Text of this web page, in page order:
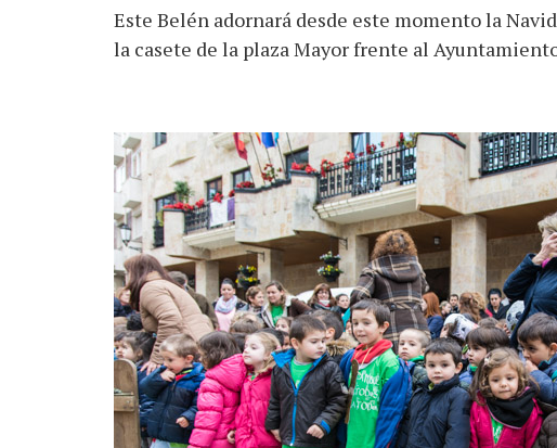
Este Belén adornará desde este momento la
la casete de la plaza Mayor frente al